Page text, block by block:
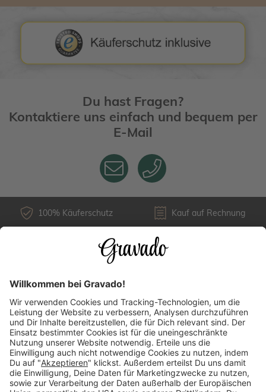
Du hast Fragen?
Kontaktiere uns einfach und bequem per
E-Mail
100% Käuferschutz Kauf auf Rechnung
Über uns
Versandarten
Länderauswahl
Zahlungsarten